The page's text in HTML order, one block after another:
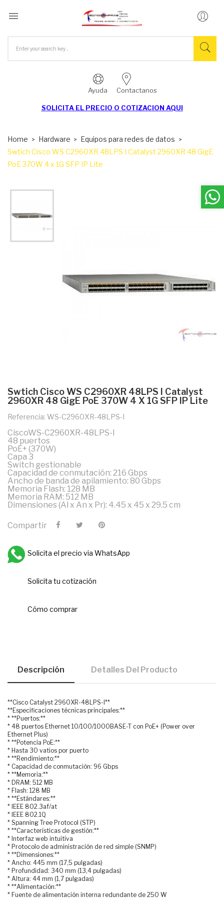

Ayuda Contactanos
SOLICITA EL PRECIO O COTIZACION AQUI
Home Hardware
Equipos para redes de datos
Swtich Cisco WS C2960XR 48LPS I Catalyst 2960XR 48 GigE
PoE 370W 4 x 1G SFP IP Lite
Swtich Cisco WS C2960XR 48LPS I Catalyst
2960XR 48 GigE PoE 370W 4 X 1G SFP IP Lite
Referencia: WS-C2960XR-48LPS-I
CiscoWS-C2960XR-48LPS-I
48 puertos
PoE+ (370W)
Capa 3
Switch gestionable
Capacidad de conmutación: 216 Gbps
Ancho de banda de apilamiento: 80 Gbps
Memoria Flash: 128 MB
Memoria RAM: 512 MB
Dimensiones (Al x An x Pr): 4.45 x 45 x 29.5 cm
Compartir
Solicita el precio via WhatsApp
Solicita tu cotización
Cómo comprar
Descripción Detalles Del Producto
**Cisco Catalyst 2960XR-48LPS-I**
**Especificaciones técnicas principales:**
* **Puertos:**
* 48 puertos Ethernet 10/100/1000BASE-T con PoE+ (Power over
Ethernet Plus)
* **Potencia PoE:**
* Hasta 30 vatios por puerto
* **Rendimiento:**
* Capacidad de conmutación: 96 Gbps
* **Memoria:**
* DRAM: 512 MB
* Flash: 128 MB
* **Estándares:**
* IEEE 802.3af/at
* IEEE 802.1Q
* Spanning Tree Protocol (STP)
* **Características de gestión:**
* Interfaz web intuitiva
* Protocolo de administración de red simple (SNMP)
* **Dimensiones:**
* Ancho: 445 mm (17,5 pulgadas)
* Profundidad: 340 mm (13,4 pulgadas)
* Altura: 44 mm (1,7 pulgadas)
* **Alimentación:**
* Fuente de alimentación interna redundante de 250 W